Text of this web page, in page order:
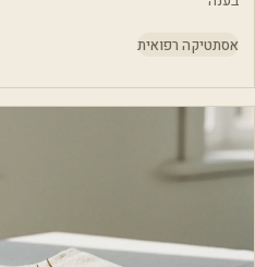
אסתטיקה רפואית